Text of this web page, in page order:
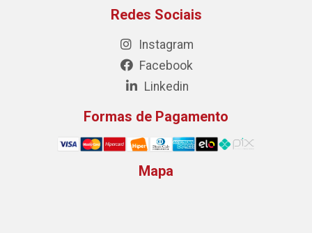
Redes Sociais
Instagram
Facebook
Linkedin
Formas de Pagamento
Mapa